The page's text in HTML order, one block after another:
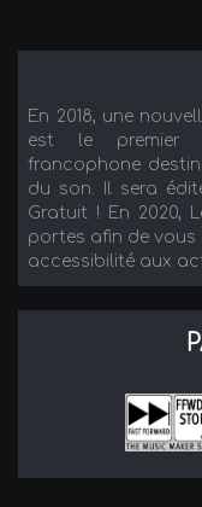
En 2018, une
est le premier
francophone
du son. Il sera
Gratuit ! En 2020,
portes afin de vous
accessibilité aux